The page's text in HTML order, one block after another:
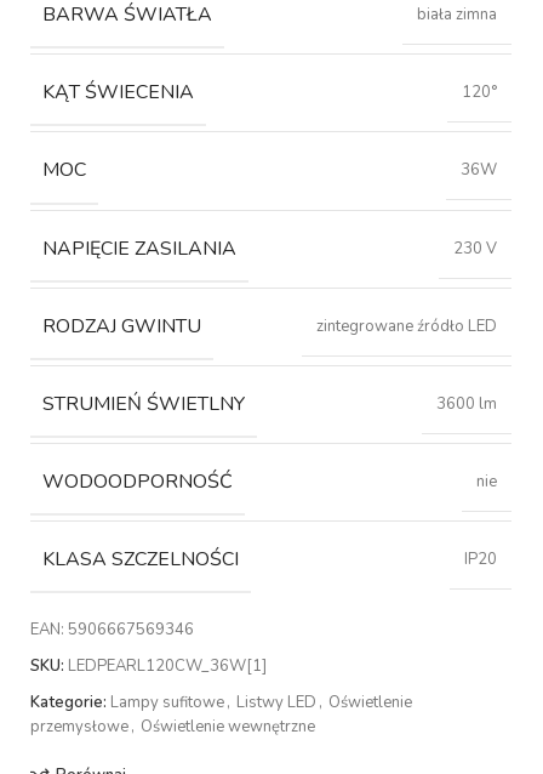
BARWA ŚWIATŁA biała zimna
KĄT ŚWIECENIA 120°
MOC 36W
NAPIĘCIE ZASILANIA 230 V
RODZAJ GWINTU zintegrowane źródło LED
STRUMIEŃ ŚWIETLNY 3600 lm
WODOODPORNOŚĆ nie
KLASA SZCZELNOŚCI IP20
EAN: 5906667569346
SKU: LEDPEARL120CW_36W[1]
Kategorie: Lampy sufitowe, Listwy LED , Oświetlenie
przemysłowe, Oświetlenie wewnętrzne